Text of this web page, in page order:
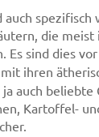
spezifisch
die meist
Es sind dies
mit ihren
auch beliebte
Kartoffel-